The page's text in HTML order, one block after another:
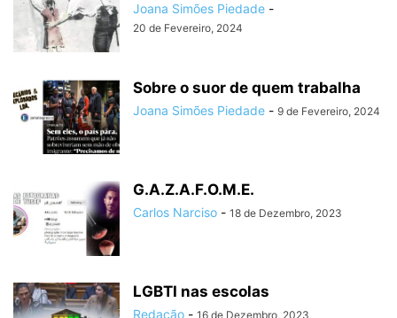
Joana Simões Piedade -
20 de Fevereiro, 2024
Sobre o suor de quem trabalha
Joana Simões Piedade - 9 de Fevereiro, 2024
G.A.Z.A.F.O.M.E.
Carlos Narciso - 18 de Dezembro, 2023
LGBTI nas escolas
Redação - 16 de Dezembro, 2023